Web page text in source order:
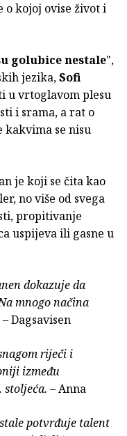
kojoj ovise život i
golubice nestale",
jezika,Sofi
u vrtoglavom plesu
i srama, a rat o
kakvima se nisu
je koji se čita kao
no više od svega
propitivanje
uspijeva ili gasne u
dokazuje da
mnogo načina
– Dagsavisen
riječi i
između
stoljeća. – Anna
potvrđuje talent